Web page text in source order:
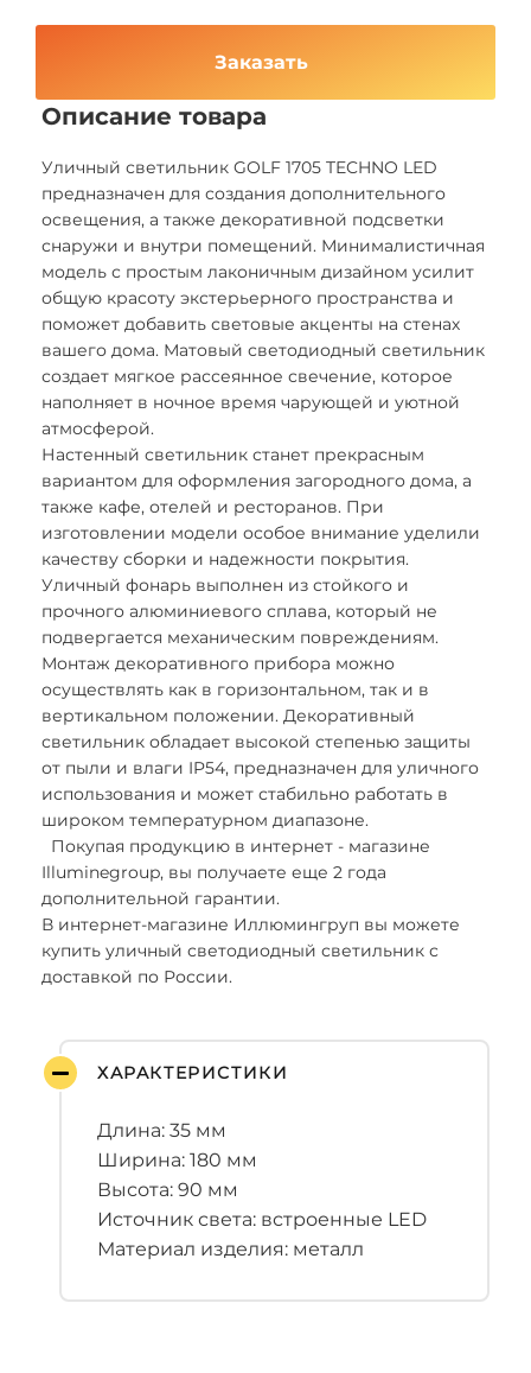
Заказать
Описание товара
Уличный светильник GOLF 1705 TECHNO LED
предназначен для создания дополнительного
освещения, а также декоративной подсветки
снаружи и внутри помещений. Минималистичная
модель с простым лаконичным дизайном усилит
общую красоту экстерьерного пространства и
поможет добавить световые акценты на стенах
вашего дома. Матовый светодиодный светильник
создает мягкое рассеянное свечение, которое
наполняет в ночное время чарующей и уютной
атмосферой.
Настенный светильник станет прекрасным
вариантом для оформления загородного дома, а
также кафе, отелей и ресторанов. При
изготовлении модели особое внимание уделили
качеству сборки и надежности покрытия.
Уличный фонарь выполнен из стойкого и
прочного алюминиевого сплава, который не
подвергается механическим повреждениям.
Монтаж декоративного прибора можно
осуществлять как в горизонтальном, так и в
вертикальном положении. Декоративный
светильник обладает высокой степенью защиты
от пыли и влаги IP54, предназначен для уличного
использования и может стабильно работать в
широком температурном диапазоне.
Покупая продукцию в интернет - магазине
Illuminegroup, вы получаете еще 2 года
дополнительной гарантии.
В интернет-магазине Иллюмингруп вы можете
купить уличный светодиодный светильник с
доставкой по России.
ХАРАКТЕРИСТИКИ
Длина: 35 мм
Ширина: 180 мм
Высота: 90 мм
Источник света: встроенные LED
Материал изделия: металл